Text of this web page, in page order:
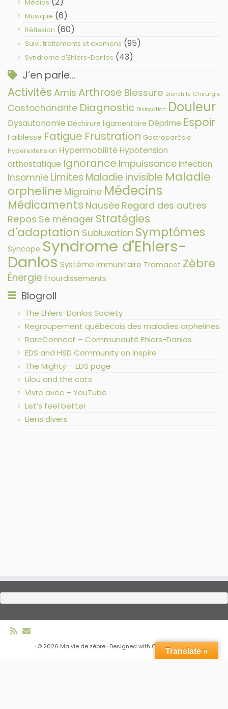
Médias
Musique (6)
Réflexion (60)
Suivi, traitements et examens (95)
Syndrome d'Ehlers-Danlos (43)
J’en parle…
Activités Amis Arthrose Blessure Bronchite Chirurgie
Costochondrite Diagnostic Dislocation Douleur
Dysautonomie Déchirure ligamentaire Déprime Espoir
Faiblesse Fatigue Frustration Gastroparésie
Hyperextension HypermobilitéHypotension
orthostatique Ignorance ImpuissanceInfection
Insomnie Limites Maladie invisible Maladie
orpheline Migraine Médecins
Médicaments Nausée Regard des autres
Repos Se ménager Stratégies
d'adaptation Subluxation Symptômes
Syncope Syndrome d'Ehlers-
Danlos Système immunitaire Tramacet Zèbre
Énergie Étourdissements
Blogroll
The Ehlers-Danlos Society
Regroupement québécois des maladies orphelines
RareConnect – Communauté Ehlers-Danlos
EDS and HSD Community on Inspire
The Mighty – EDS page
Lilou and the cats
Vivre avec – YouTube
Let’s feel better
Liens divers
· © 2026 Ma vie de zèbre· Designed with Customizr Pro
Translate »